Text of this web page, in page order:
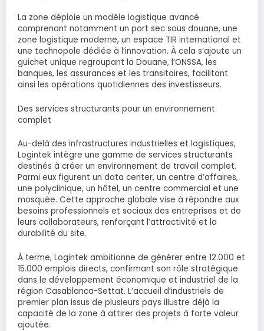
La zone déploie un modèle logistique avancé
comprenant notamment un port sec sous douane, une
zone logistique moderne, un espace TIR international et
une technopole dédiée à l’innovation. À cela s’ajoute un
guichet unique regroupant la Douane, l’ONSSA, les
banques, les assurances et les transitaires, facilitant
ainsi les opérations quotidiennes des investisseurs.
Des services structurants pour un environnement
complet
Au-delà des infrastructures industrielles et logistiques,
Logintek intègre une gamme de services structurants
destinés à créer un environnement de travail complet.
Parmi eux figurent un data center, un centre d’affaires,
une polyclinique, un hôtel, un centre commercial et une
mosquée. Cette approche globale vise à répondre aux
besoins professionnels et sociaux des entreprises et de
leurs collaborateurs, renforçant l’attractivité et la
durabilité du site.
À terme, Logintek ambitionne de générer entre 12.000 et
15.000 emplois directs, confirmant son rôle stratégique
dans le développement économique et industriel de la
région Casablanca-Settat. L’accueil d’industriels de
premier plan issus de plusieurs pays illustre déjà la
capacité de la zone à attirer des projets à forte valeur
ajoutée.